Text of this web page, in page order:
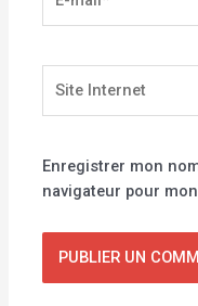
mail*
Internet
Enregistrer mon
navigateur pour